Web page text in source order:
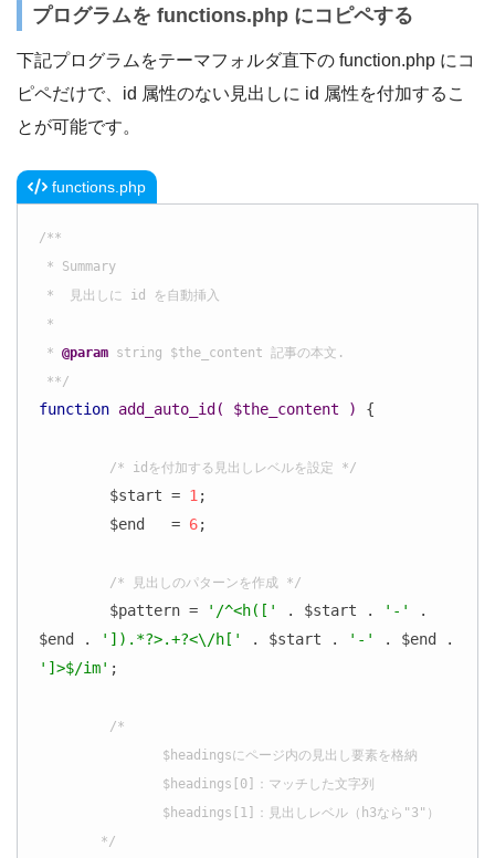
プログラムを functions.php にコピペする
下記プログラムをテーマフォルダ直下の function.php にコ
ピペだけで、id 属性のない見出しに id 属性を付加するこ
とが可能です。
functions.php
/**
* @param string $the_content 記事の本文.
**/
function add_auto_id ( $the_content ) {
/* idを付加する見出しレベルを設定 */
	$start =
1;
	$end   =
6;
/* 見出しのパターンを作成 */
	$pattern =
'/^<h([' . $start . '-'
.
$end .
']).*?>.+?<\/h[' . $start . '-'
']>$/im' ;
/*
	*/